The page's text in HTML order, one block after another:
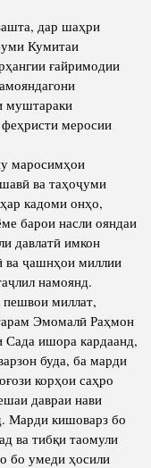
дар шаҳри
уми Кумитаи
ғайримодии
муштараки
меросии
маросимҳои
ва таҳоҷуми
кадоми онҳо,
барои насли ояндаи
давлатӣ имкон
ва ҷашнҳои миллии
намоянд.
пешвои миллат,
Эмомалӣ Раҳмон
ишора кардаанд,
буда, ба марди
корҳои саҳро
давраи нави
Марди кишоварз бо
ва тибқи таомули
бо умеди ҳосили